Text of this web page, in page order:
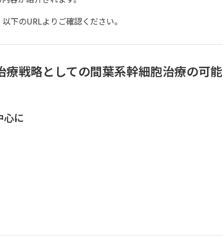
下のURLよりご確認ください。
療戦略としての間葉系幹細胞治療の可能
心に